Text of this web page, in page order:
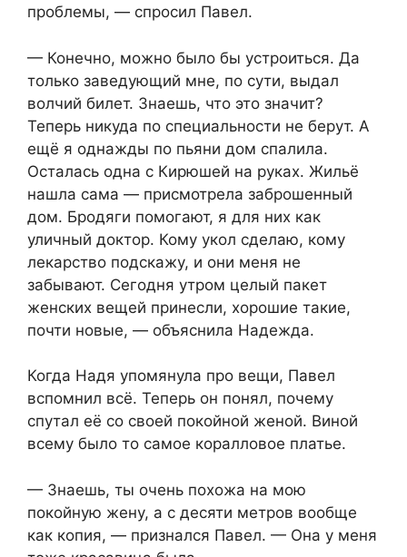
проблемы, — спросил Павел.
— Конечно, можно было бы устроиться. Да
только заведующий мне, по сути, выдал
волчий билет. Знаешь, что это значит?
Теперь никуда по специальности не берут. А
ещё я однажды по пьяни дом спалила.
Осталась одна с Кирюшей на руках. Жильё
нашла сама — присмотрела заброшенный
дом. Бродяги помогают, я для них как
уличный доктор. Кому укол сделаю, кому
лекарство подскажу, и они меня не
забывают. Сегодня утром целый пакет
женских вещей принесли, хорошие такие,
почти новые, — объяснила Надежда.
Когда Надя упомянула про вещи, Павел
вспомнил всё. Теперь он понял, почему
спутал её со своей покойной женой. Виной
всему было то самое коралловое платье.
— Знаешь, ты очень похожа на мою
покойную жену, а с десяти метров вообще
как копия, — признался Павел. — Она у меня